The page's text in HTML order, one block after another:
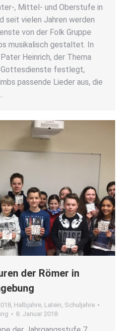
Mit­­tel- und Ober­stu­fe in
seit vie­len Jah­ren wer­den
von der Folk Grup­pe
musi­ka­lisch gestal­tet. In
Hein­rich, der The­ma
Got­tes­diens­te fest­legt,
pas­sen­de Lie­der aus, die
der Römer in
Halbjahre Latein Schuljahre
8. Januar 2018